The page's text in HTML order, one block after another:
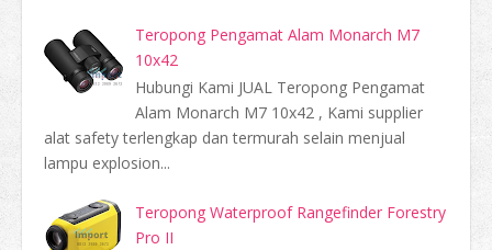
Teropong Pengamat Alam Monarch M7
10x42
Hubungi Kami JUAL Teropong Pengamat
Alam Monarch M7 10x42 , Kami supplier
alat safety terlengkap dan termurah selain menjual
lampu explosion...
Teropong Waterproof Rangefinder Forestry
Pro II